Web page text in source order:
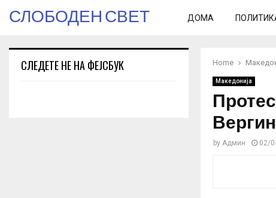
СЛОБОДЕН СВЕТ ДОМА
Home
Македонија
by Админ 02/
СЛЕДЕТЕ НЕ НА ФЕЈСБУК